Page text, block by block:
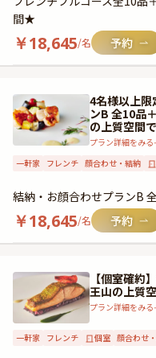
間★
￥18,645/名
4名様以上限
ンB 全10品
の上質空間
プラン詳細をみる
一軒家 フレンチ 顔合わせ・結納
結納・お顔合わせプランB
￥18,645/名
【個室確約
王山の上質
プラン詳細をみる
一軒家 フレンチ 個室 顔合わせ